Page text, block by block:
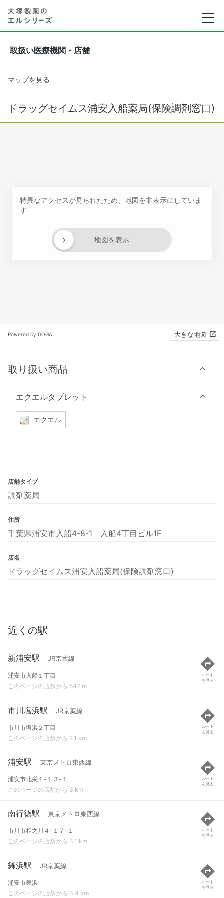
取扱い医療機関・店舗
マップを見る
ドラッグセイムス浦安入船薬局(保険調剤窓口)
特異なアクセスが見られたため、地図を非表示にしていま
す
地図を表示
›
Powered by GOGA 大きな地図
取り扱い商品
エクエルタブレット
エクエル
店舗タイプ
調剤薬局
住所
千葉県浦安市入船4-8-1 入船4丁目ビル1F
店名
ドラッグセイムス浦安入船薬局(保険調剤窓口)
近くの駅
新浦安駅 JR京葉線
浦安市入船１丁目
このページの店舗から 547 m
ルート
を見る
市川塩浜駅 JR京葉線
市川市塩浜２丁目
このページの店舗から 2.1 km
ルート
を見る
浦安駅 東京メトロ東西線
浦安市北栄１-１３-１
このページの店舗から 3 km
ルート
を見る
南行徳駅 東京メトロ東西線
市川市相之川４-１７-１
このページの店舗から 3.1 km
ルート
を見る
舞浜駅 JR京葉線
浦安市舞浜
このページの店舗から 3.4 km
ルート
を見る